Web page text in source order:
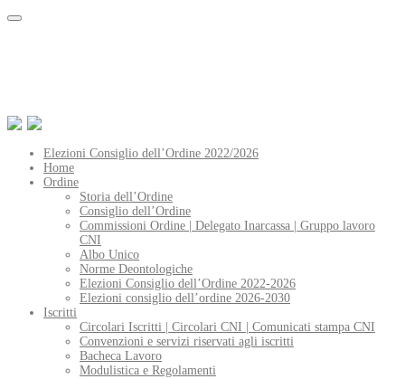
Elezioni Consiglio dell’Ordine 2022/2026
Home
Ordine
Storia dell’Ordine
Consiglio dell’Ordine
Commissioni Ordine | Delegato Inarcassa | Gruppo lavoro
CNI
Albo Unico
Norme Deontologiche
Elezioni Consiglio dell’Ordine 2022-2026
Elezioni consiglio dell’ordine 2026-2030
Iscritti
Circolari Iscritti | Circolari CNI | Comunicati stampa CNI
Convenzioni e servizi riservati agli iscritti
Bacheca Lavoro
Modulistica e Regolamenti